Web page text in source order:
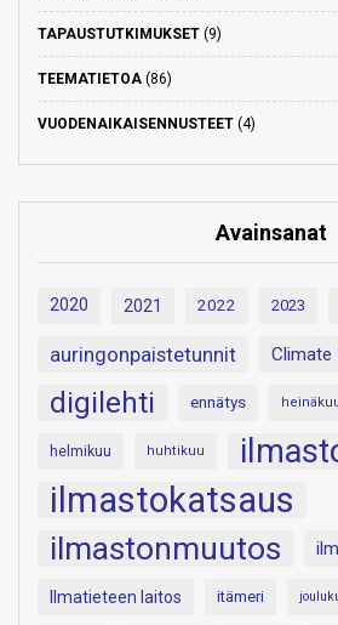
TAPAUSTUTKIMUKSET (9)
TEEMATIETOA (86)
VUODENAIKAISENNUSTEET (4)
Avainsanat
2020 2021 2022 2023
auringonpaistetunnit Climate
digilehti ennätys
helmikuu huhtikuu
ilmastokatsaus
ilmastonmuutos
Ilmatieteen laitos itämeri